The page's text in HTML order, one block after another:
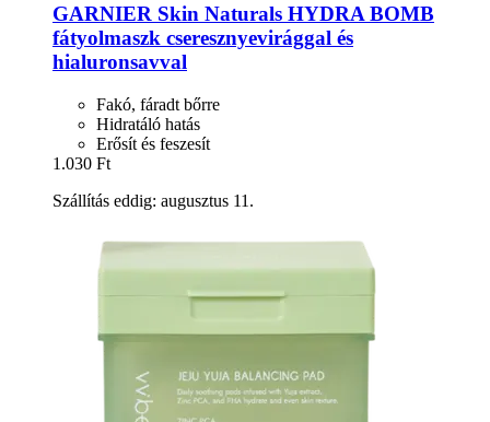
GARNIER Skin Naturals HYDRA BOMB
fátyolmaszk cseresznyevirággal és
hialuronsavval
Fakó, fáradt bőrre
Hidratáló hatás
Erősít és feszesít
1.030 Ft
Szállítás eddig: augusztus 11.